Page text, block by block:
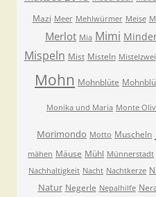
Mazi Meer Mehlwürmer Meise
Merlot Mia Mimi
Mispeln Mist Misteln
Mohn Mohnblüte
Monika und Maria Monte
Morimondo Motto Muscheln
mähen Mäuse Mühl Münnerstadt
Nachhaltigkeit Nacht Nachtkerze
Natur Negerle Nepalhilfe